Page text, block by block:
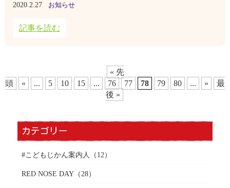
2020.2.27 お知らせ
記事を読む
« 先
頭
« ... 5 10 15 ... 76 77 78 79 80 ... »
最
後 »
カテゴリー
#こどもじかん案内人 （12）
RED NOSE DAY（28）